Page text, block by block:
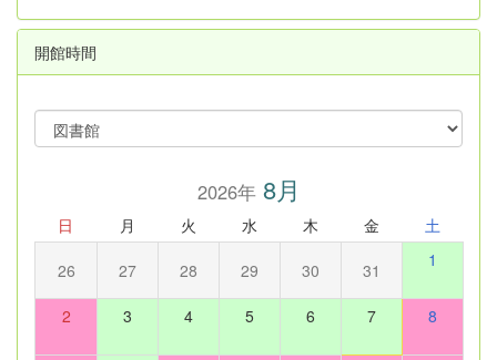
開館時間
2026年8月
日 月 火 水 木 金 土
26 27 28 29 30 31 1
2 3 4 5 6 7 8